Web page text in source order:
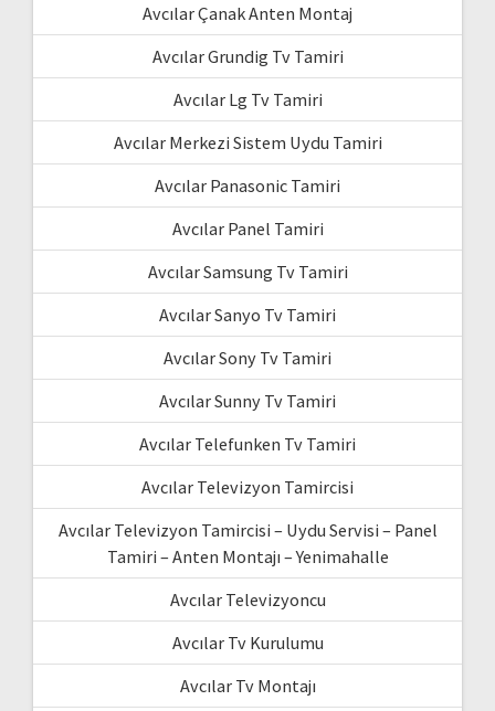
Avcılar Çanak Anten Montaj
Avcılar Grundig Tv Tamiri
Avcılar Lg Tv Tamiri
Avcılar Merkezi Sistem Uydu Tamiri
Avcılar Panasonic Tamiri
Avcılar Panel Tamiri
Avcılar Samsung Tv Tamiri
Avcılar Sanyo Tv Tamiri
Avcılar Sony Tv Tamiri
Avcılar Sunny Tv Tamiri
Avcılar Telefunken Tv Tamiri
Avcılar Televizyon Tamircisi
Avcılar Televizyon Tamircisi – Uydu Servisi – Panel
Tamiri – Anten Montajı – Yenimahalle
Avcılar Televizyoncu
Avcılar Tv Kurulumu
Avcılar Tv Montajı